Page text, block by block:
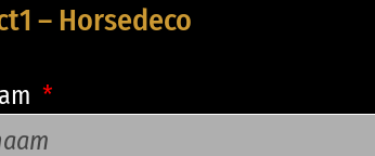
– Horsedeco